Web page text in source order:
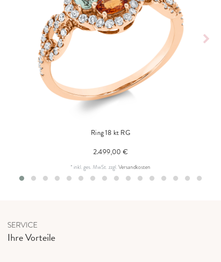
Ring 18 kt RG
2.499,00 €
* inkl. ges. MwSt.zzgl.Versandkosten
SERVICE
Ihre Vorteile